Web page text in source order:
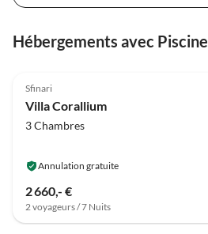
Hébergements avec Piscine
Sfinari
Villa Corallium
3 Chambres
Annulation gratuite
2 660,- €
2 voyageurs / 7 Nuits